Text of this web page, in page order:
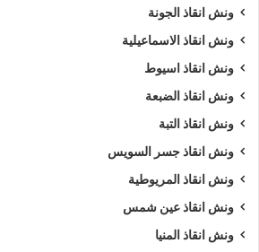
ونش انقاذ الجونة
ونش انقاذ الاسماعيلية
ونش انقاذ اسيوط
ونش انقاذ الضبعة
ونش انقاذ التبة
ونش انقاذ جسر السويس
ونش انقاذ المريوطية
ونش انقاذ عين شمس
ونش انقاذ المنيا